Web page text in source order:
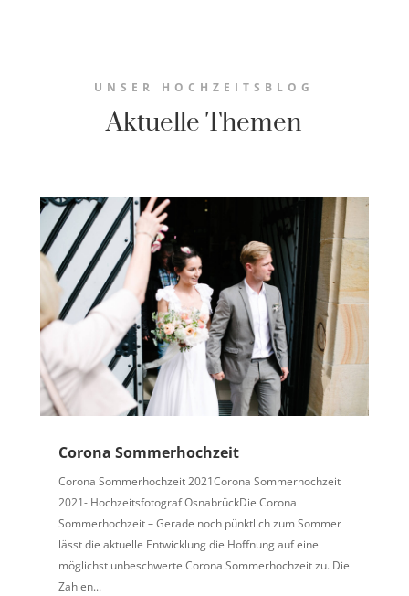
UNSER HOCHZEITSBLOG
Aktuelle Themen
Corona Sommerhochzeit
Corona Sommerhochzeit 2021Corona Sommerhochzeit
2021- Hochzeitsfotograf OsnabrückDie Corona
Sommerhochzeit – Gerade noch pünktlich zum Sommer
lässt die aktuelle Entwicklung die Hoffnung auf eine
möglichst unbeschwerte Corona Sommerhochzeit zu. Die
Zahlen...